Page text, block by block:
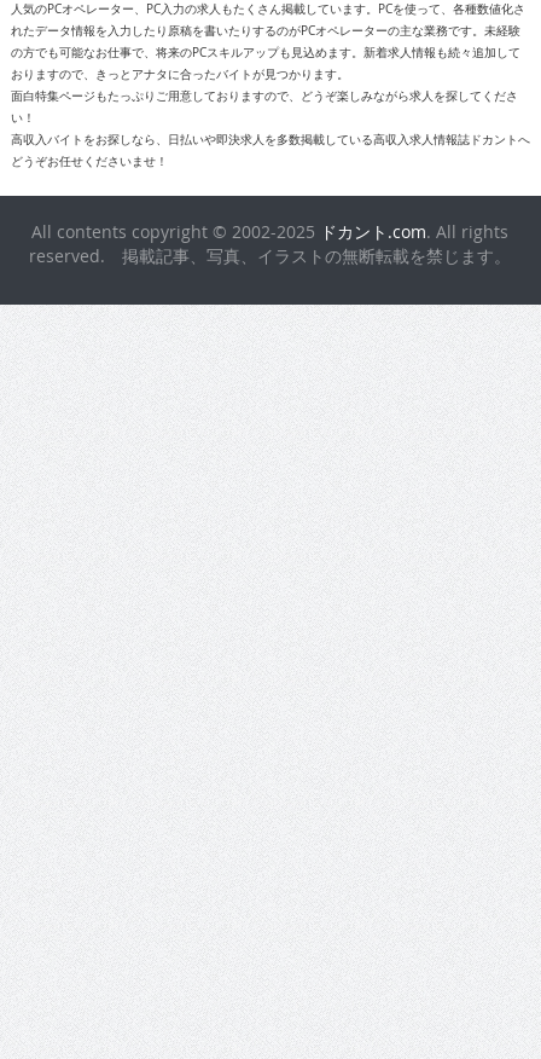
人気のPCオペレーター、PC入力の求人もたくさん掲載しています。PCを使って、各種数値化さ
れたデータ情報を入力したり原稿を書いたりするのがPCオペレーターの主な業務です。未経験
の方でも可能なお仕事で、将来のPCスキルアップも見込めます。新着求人情報も続々追加して
おりますので、きっとアナタに合ったバイトが見つかります。
面白特集ページもたっぷりご用意しておりますので、どうぞ楽しみながら求人を探してくださ
い！
高収入バイトをお探しなら、日払いや即決求人を多数掲載している高収入求人情報誌ドカントへ
どうぞお任せくださいませ！
All contents copyright © 2002-2025 ドカント.com. All rights
reserved. 掲載記事、写真、イラストの無断転載を禁じます。